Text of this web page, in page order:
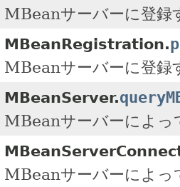
MBeanサーバーに登録
MBeanRegistration.
MBeanサーバーに登録
MBeanServer.
MBeanサーバーによっ
MBeanサーバーによっ